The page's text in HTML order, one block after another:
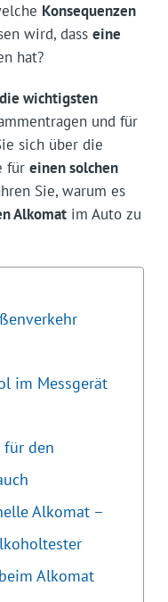
Konsequenzen
wird, dass eine
hat?
die wichtigsten
und für
sich über die
für einen solchen
Sie, warum es
Alkomatim Auto zu
im Messgerät
für den
Alkomat –
Alkomat